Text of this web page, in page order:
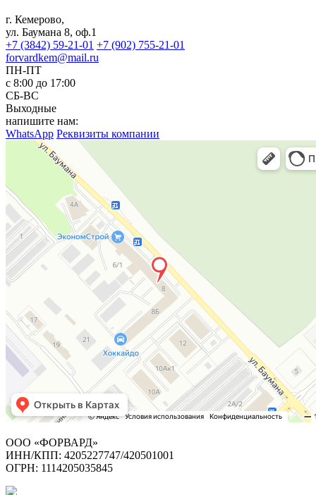
г. Кемерово,
ул. Баумана 8, оф.1
+7 (3842) 59-21-01 +7 (902) 755-21-01
forvardkem@mail.ru
ПН-ПТ
с 8:00 до 17:00
СБ-ВС
Выходные
напишите нам:
WhatsApp Реквизиты компании
ООО «ФОРВАРД»
ИНН/КПП: 4205227747/420501001
ОГРН: 1114205035845